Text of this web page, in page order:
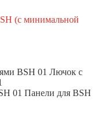
(с минимальной
Лючок с
Панели для BSH